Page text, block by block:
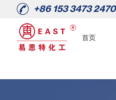
+86 153 3473 2470
首页